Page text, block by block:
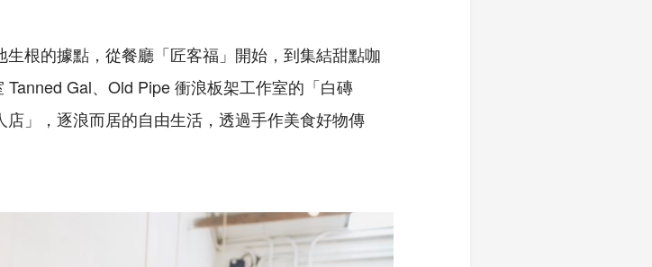
根的據點，從餐廳「匠客福」開始，到集結甜點咖
Gal、Old Pipe 衝浪板架工作室的「白磚
」，逐浪而居的自由生活，透過手作美食好物傳